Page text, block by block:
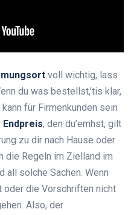
voll wichtig, lass
du was bestellst,’tis klar,
für Firmenkunden sein
Endpreis, den du’emhst, gilt
zu dir nach Hause oder
die Regeln im Zielland im
all solche Sachen. Wenn
die Vorschriften nicht
Also, der